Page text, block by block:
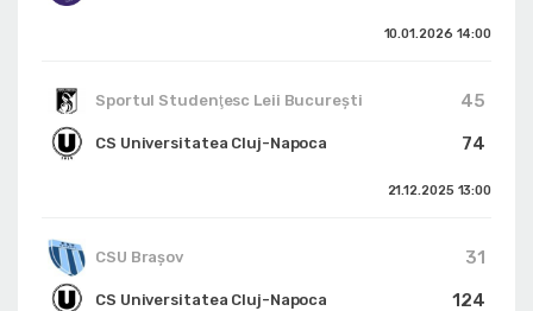
10.01.2026 14:00
Sportul Studenţesc Leii Bucureşti
45
74
CS Universitatea Cluj-Napoca
21.12.2025 13:00
CSU Braşov
31
124
CS Universitatea Cluj-Napoca